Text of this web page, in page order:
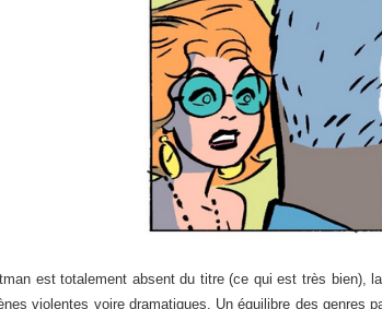
est totalement absent du titre (ce qui est très bien),
violentes voire dramatiques. Un équilibre des genres